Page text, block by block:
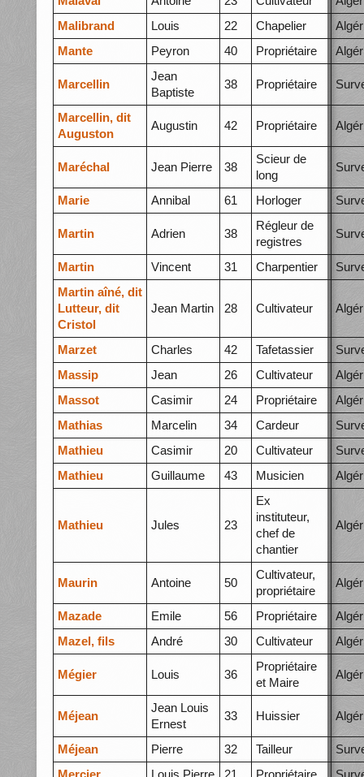
Malibrand
Louis 22 Chapelier
Mante
Peyron 40 Propriétaire
Marcellin
Jean
Baptiste
38 Propriétaire
Marcellin, dit
Auguston
Augustin 42 Propriétaire
Maréchal Jean Pierre 38
Scieur de
long
Marie Annibal 61 Horloger
Martin Adrien 38
Régleur de
registres
Martin Vincent 31 Charpentier
Martin aîné, dit
Lutteur, dit
Cristol
Jean Martin 28 Cultivateur
Marzet Charles 42 Tafetassier
Massip
Jean 26 Cultivateur
Massot
Casimir 24 Propriétaire
Mathias
Marcelin 34 Cardeur
Mathieu
Casimir 20 Cultivateur
Mathieu
Guillaume 43 Musicien
Mathieu Jules 23
Ex
instituteur,
chef de
chantier
Maurin Antoine 50
Cultivateur,
propriétaire
Mazade Emile 56 Propriétaire
Mazel, fils
André 30 Cultivateur
Mégier Louis 36
Propriétaire
et Maire
Méjean
Jean Louis
Ernest
33 Huissier
Méjean Pierre 32 Tailleur